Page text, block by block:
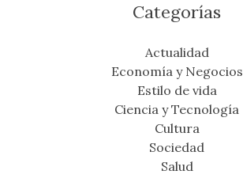
Categorías
Actualidad
Economía y Negocios
Estilo de vida
Ciencia y Tecnología
Cultura
Sociedad
Salud